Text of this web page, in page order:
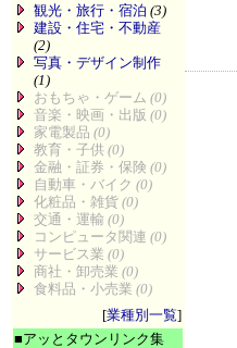
観光・旅行・宿泊 (3)
建設・住宅・不動産
(2)
写真・デザイン制作
(1)
おもちゃ・ゲーム (0)
音楽・映画・出版 (0)
家電製品 (0)
教育・子供 (0)
金融・証券・保険 (0)
自動車・バイク (0)
化粧品・雑貨 (0)
交通・運輸 (0)
コンピュータ関連 (0)
サービス業 (0)
商社・卸売業 (0)
食料品・小売業 (0)
[業種別一覧]
■アッとタウンリンク集